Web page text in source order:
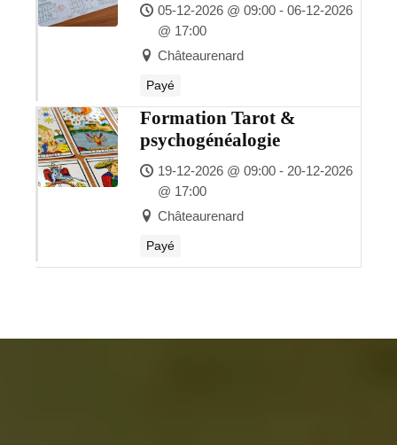
05-12-2026 @ 09:00 - 06-12-2026
@ 17:00
Châteaurenard
Payé
Formation Tarot &
psychogénéalogie
19-12-2026 @ 09:00 - 20-12-2026
@ 17:00
Châteaurenard
Payé